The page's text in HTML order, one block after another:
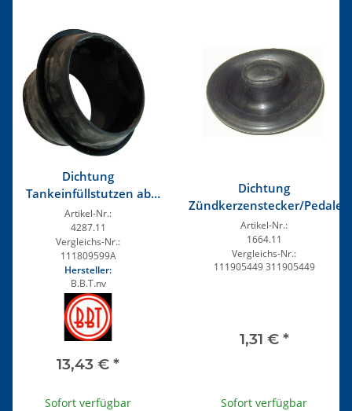
Dichtung
Tankeinfüllstutzen ab
12/71
Artikel-Nr.:
4287.11
Vergleichs-Nr.:
111809599A
Hersteller:
B.B.T.nv
13,43 € *
Sofort verfügbar
Dichtung
Zündkerzenstecker/Pedale
Artikel-Nr.:
1664.11
Vergleichs-Nr.:
111905449 311905449
1,31 € *
Sofort verfügbar